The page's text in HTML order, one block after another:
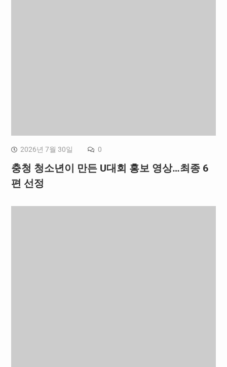
2026년 7월 30일 0
충청 청소년이 만든 U대회 홍보 영상…최종 6
편 선정